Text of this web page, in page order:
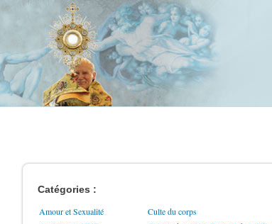
Catégories :
Amour et Sexualité
Culte du corps